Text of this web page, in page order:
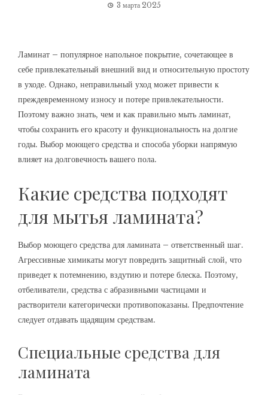
3 марта 2025
Ламинат – популярное напольное покрытие, сочетающее в
себе привлекательный внешний вид и относительную простоту
в уходе. Однако, неправильный уход может привести к
преждевременному износу и потере привлекательности.
Поэтому важно знать, чем и как правильно мыть ламинат,
чтобы сохранить его красоту и функциональность на долгие
годы. Выбор моющего средства и способа уборки напрямую
влияет на долговечность вашего пола.
Какие средства подходят
для мытья ламината?
Выбор моющего средства для ламината – ответственный шаг.
Агрессивные химикаты могут повредить защитный слой, что
приведет к потемнению, вздутию и потере блеска. Поэтому,
отбеливатели, средства с абразивными частицами и
растворители категорически противопоказаны. Предпочтение
следует отдавать щадящим средствам.
Специальные средства для
ламината